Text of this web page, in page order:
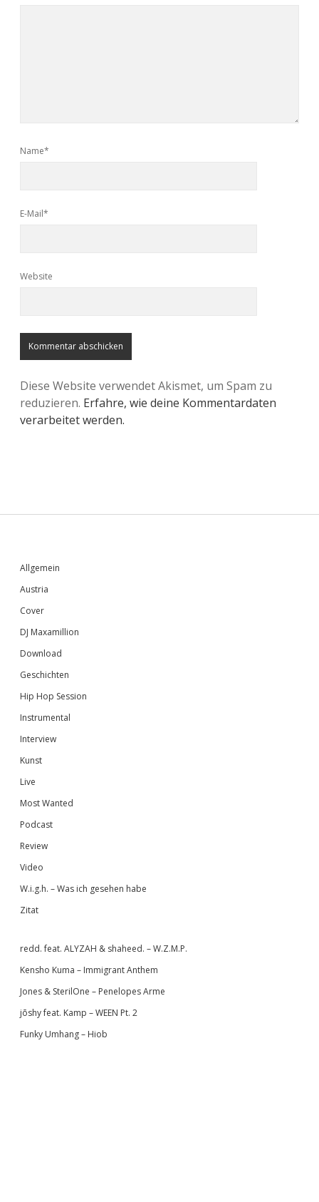
Name*
E-Mail*
Website
Diese Website verwendet Akismet, um Spam zu
reduzieren. Erfahre, wie deine Kommentardaten
verarbeitet werden.
Sidebar
Allgemein
Austria
Cover
DJ Maxamillion
Download
Geschichten
Hip Hop Session
Instrumental
Interview
Kunst
Live
Most Wanted
Podcast
Review
Video
W.i.g.h. – Was ich gesehen habe
Zitat
redd. feat. ALYZAH & shaheed. – W.Z.M.P.
Kensho Kuma – Immigrant Anthem
Jones & SterilOne – Penelopes Arme
jōshy feat. Kamp – WEEN Pt. 2
Funky Umhang – Hiob